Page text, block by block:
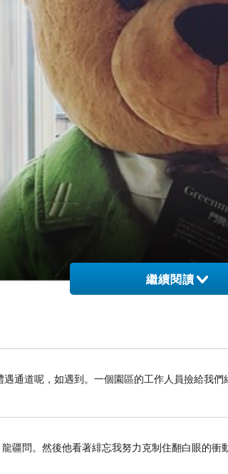
繼續閱讀
通道呢，如遇到。一個園區的工作人員撿給我們
疆問。然後他看著緋忘我努力克制住翻白眼的衝